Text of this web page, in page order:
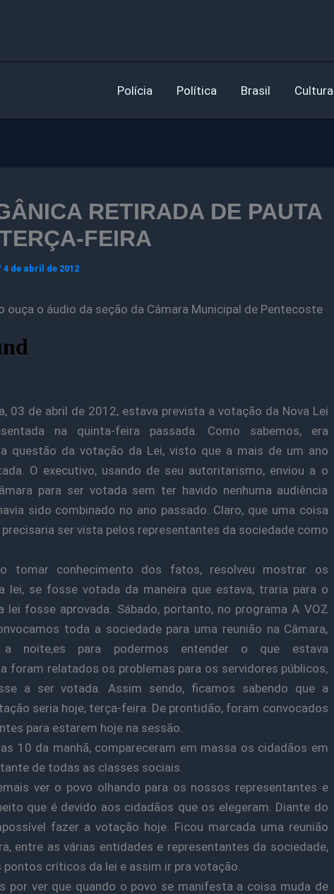
Polícia Política Brasil Cultura
RETIRADA DE PAUTA
FEIRA
4 de abril de 2012
ouça o áudio da seção da Câmara Municipal de Pentecoste
03 de abril de 2012, estava prevista a votação da Nova Lei
na quinta-feira passada. Como sabemos, era
questão da votação da Lei, visto que a mais de um ano
O executivo, usando de seu autoritarismo, enviou a o
para ser votada sem ter havido nenhuma audiência
sido combinado no ano passado. Claro, que uma coisa
ser vista pelos representantes da sociedade como
tomar conhecimento dos fatos, resolveu mostrar os
lei, se fosse votada da maneira que estava, traria para o
lei fosse aprovada. Sábado, portanto, no programa A VOZ
toda a sociedade para uma reunião na Câmara,
a noite,es para podermos entender o que estava
foram relatados os problemas para os servidores públicos,
a ser votada. Assim sendo, ficamos sabendo que a
seria hoje, terça-feira. De prontidão, foram convocados
para estarem hoje na sessão.
10 da manhã, compareceram em massa os cidadãos em
de todas as classes sociais.
ver o povo olhando para os nossos representantes e
que é devido aos cidadãos que os elegeram. Diante do
fazer a votação hoje. Ficou marcada uma reunião
entre as várias entidades e representantes da sociedade,
críticos da lei e assim ir pra votação.
por ver que quando o povo se manifesta a coisa muda de